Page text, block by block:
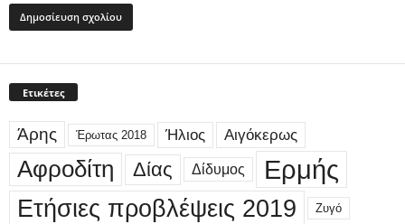
Ετικέτες
Άρης Έρωτας 2018 Ήλιος Αιγόκερως
Αφροδίτη Δίας Δίδυμος Ερμής
Ετήσιες προβλέψεις 2019 Ζυγό